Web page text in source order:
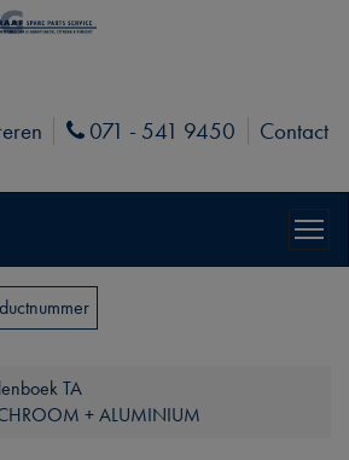
Phone
071 - 541 9450
Contact
TA
+ ALUMINIUM